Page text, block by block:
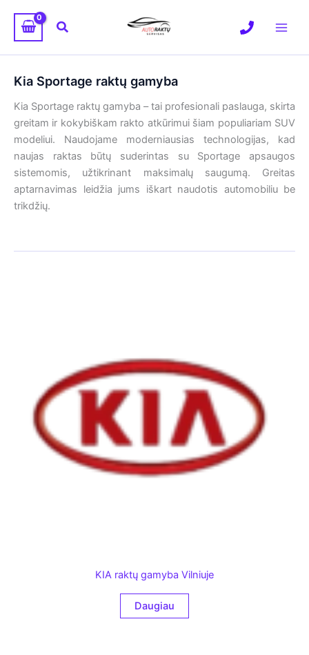
turinio
Paieška
Kia Sportage raktų gamyba
Kia Sportage raktų gamyba – tai profesionali paslauga, skirta
greitam ir kokybiškam rakto atkūrimui šiam populiariam SUV
modeliui. Naudojame moderniausias technologijas, kad
naujas raktas būtų suderintas su Sportage apsaugos
sistemomis, užtikrinant maksimalų saugumą. Greitas
aptarnavimas leidžia jums iškart naudotis automobiliu be
trikdžių.
KIA raktų gamyba Vilniuje
Daugiau